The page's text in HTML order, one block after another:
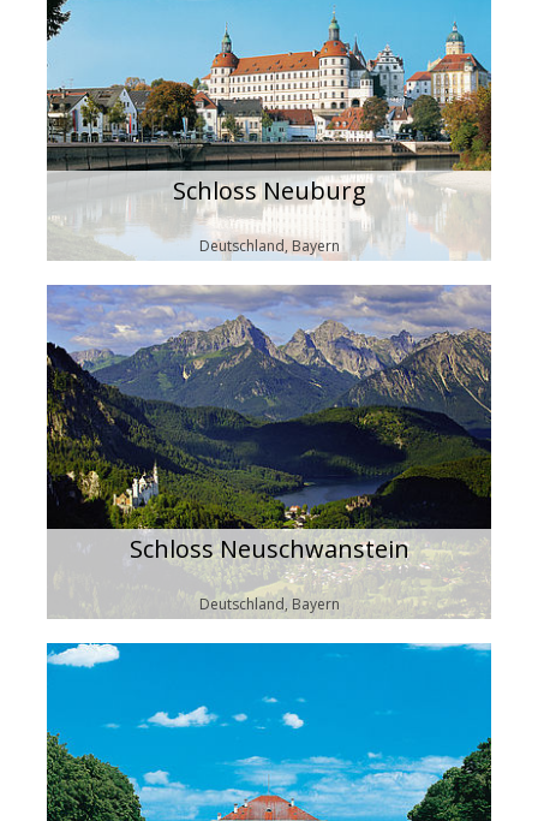
Schloss Neuburg
Deutschland, Bayern
Schloss Neuschwanstein
Deutschland, Bayern